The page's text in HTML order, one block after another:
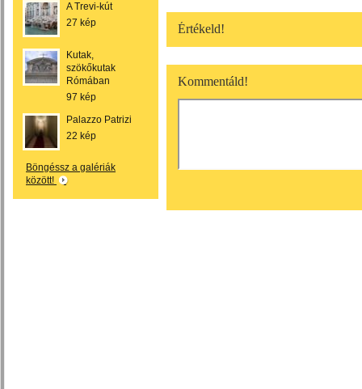
A Trevi-kút
27 kép
Kutak,
szökőkutak
Rómában
97 kép
Palazzo Patrizi
22 kép
Böngéssz a galériák
között!
Értékeld!
Kommentáld!